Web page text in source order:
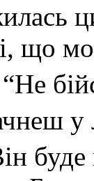
що
“Не
у